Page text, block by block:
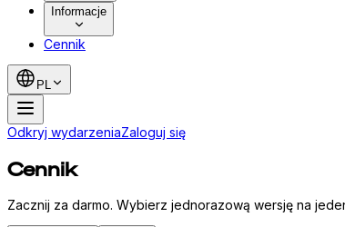
Informacje
Cennik
PL
Odkryj wydarzeniaZaloguj się
Cennik
Zacznij za darmo. Wybierz jednorazową wersję na